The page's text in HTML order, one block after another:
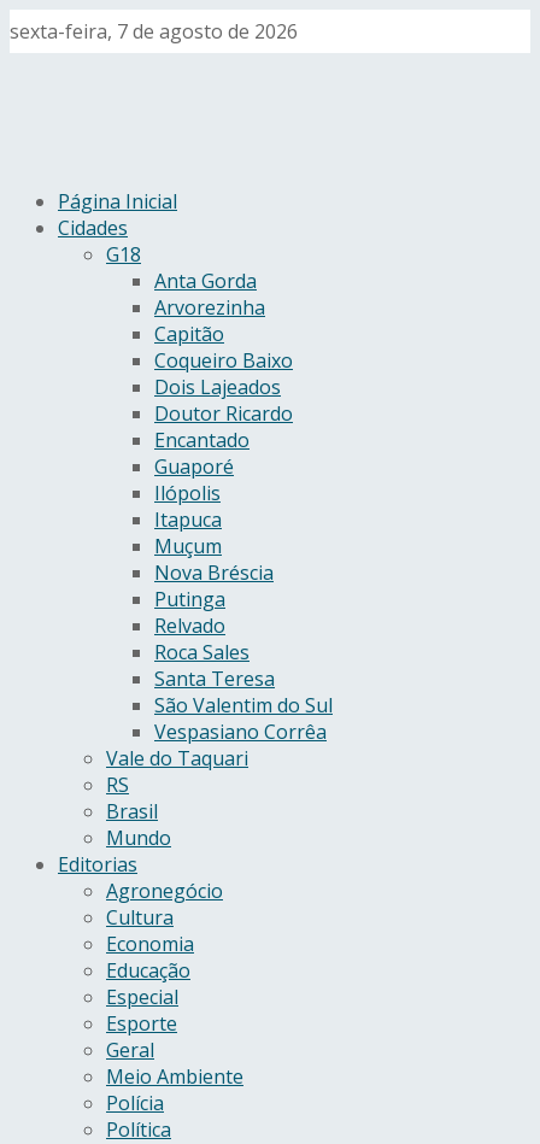
sexta-feira, 7 de agosto de 2026
Página Inicial
Cidades
G18
Anta Gorda
Arvorezinha
Capitão
Coqueiro Baixo
Dois Lajeados
Doutor Ricardo
Encantado
Guaporé
Ilópolis
Itapuca
Muçum
Nova Bréscia
Putinga
Relvado
Roca Sales
Santa Teresa
São Valentim do Sul
Vespasiano Corrêa
Vale do Taquari
RS
Brasil
Mundo
Editorias
Agronegócio
Cultura
Economia
Educação
Especial
Esporte
Geral
Meio Ambiente
Polícia
Política